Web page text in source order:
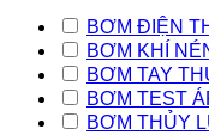
BƠM ĐIỆN
BƠM KHÍ
BƠM TAY
BƠM TEST
BƠM THỦY